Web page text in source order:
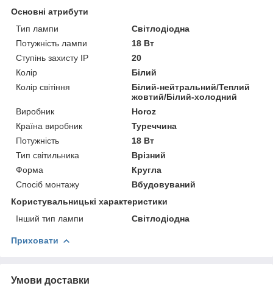
Основні атрибути
Тип лампи
Світлодіодна
Потужність лампи
18 Вт
Ступінь захисту IP
20
Колір
Білий
Колір світіння
Білий-нейтральний/Теплий
жовтий/Білий-холодний
Виробник
Horoz
Країна виробник
Туреччина
Потужність
18 Вт
Тип світильника
Врізний
Форма
Кругла
Спосіб монтажу
Вбудовуваний
Користувальницькі характеристики
Інший тип лампи
Світлодіодна
Приховати
Умови доставки